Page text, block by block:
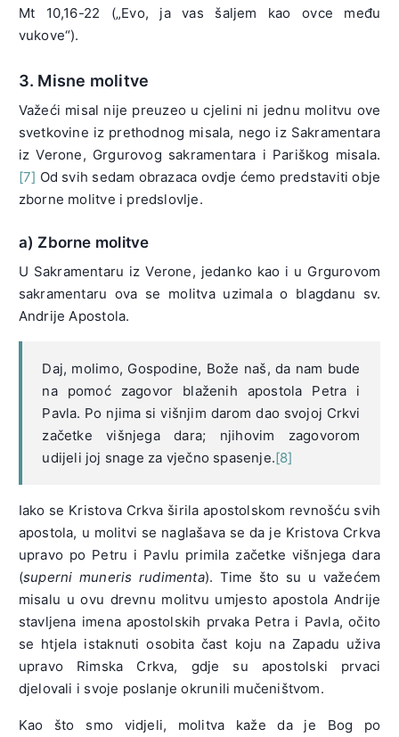
Mt 10,16-22 („Evo, ja vas šaljem kao ovce među
vukove“).
3. Misne molitve
Važeći misal nije preuzeo u cjelini ni jednu molitvu ove
svetkovine iz prethodnog misala, nego iz Sakramentara
iz Verone, Grgurovog sakramentara i Pariškog misala.
[7] Od svih sedam obrazaca ovdje ćemo predstaviti obje
zborne molitve i predslovlje.
a) Zborne molitve
U Sakramentaru iz Verone, jedanko kao i u Grgurovom
sakramentaru ova se molitva uzimala o blagdanu sv.
Andrije Apostola.
Daj, molimo, Gospodine, Bože naš, da nam bude
na pomoć zagovor blaženih apostola Petra i
Pavla. Po njima si višnjim darom dao svojoj Crkvi
začetke višnjega dara; njihovim zagovorom
udijeli joj snage za vječno spasenje.[8]
Iako se Kristova Crkva širila apostolskom revnošću svih
apostola, u molitvi se naglašava se da je Kristova Crkva
upravo po Petru i Pavlu primila začetke višnjega dara
(superni muneris rudimenta). Time što su u važećem
misalu u ovu drevnu molitvu umjesto apostola Andrije
stavljena imena apostolskih prvaka Petra i Pavla, očito
se htjela istaknuti osobita čast koju na Zapadu uživa
upravo Rimska Crkva, gdje su apostolski prvaci
djelovali i svoje poslanje okrunili mučeništvom.
Kao što smo vidjeli, molitva kaže da je Bog po